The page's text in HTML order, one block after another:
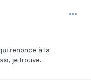
renonce à la
je trouve.